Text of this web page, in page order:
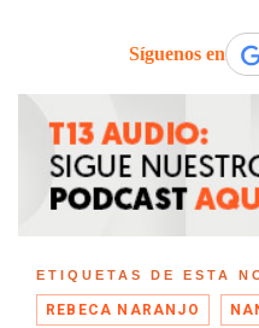
Síguenos en
ETIQUETAS DE ESTA
REBECA NARANJO